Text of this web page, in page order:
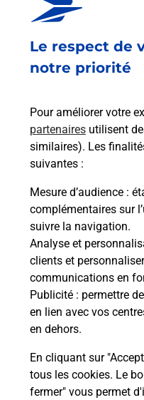
Le respect de
notre priorité
Pour améliorer votre
partenaires utilisent
similaires). Les
suivantes :
Mesure d’audience :
complémentaires sur
suivre la navigation.
Analyse et
clients et
communications en
Publicité : permettre
en lien avec vos
en dehors.
En cliquant sur
tous les cookies. Le
fermer" vous permet
MAURON
Fermé- jusqu'à
9 PLACE HENRI
En savoir plus
Malin !
La Poste
en ligne
Ouvert 24h/24
En savoir plus